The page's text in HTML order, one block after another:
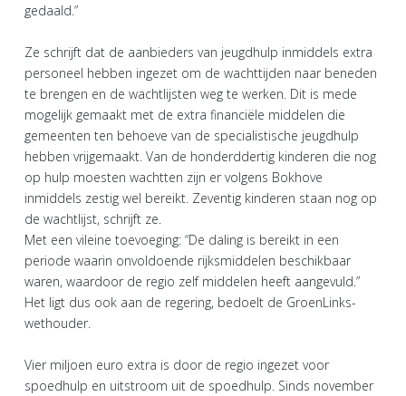
gedaald.”
Ze schrijft dat de aanbieders van jeugdhulp inmiddels extra
personeel hebben ingezet om de wachttijden naar beneden
te brengen en de wachtlijsten weg te werken. Dit is mede
mogelijk gemaakt met de extra financiële middelen die
gemeenten ten behoeve van de specialistische jeugdhulp
hebben vrijgemaakt. Van de honderddertig kinderen die nog
op hulp moesten wachtten zijn er volgens Bokhove
inmiddels zestig wel bereikt. Zeventig kinderen staan nog op
de wachtlijst, schrijft ze.
Met een vileine toevoeging: “De daling is bereikt in een
periode waarin onvoldoende rijksmiddelen beschikbaar
waren, waardoor de regio zelf middelen heeft aangevuld.”
Het ligt dus ook aan de regering, bedoelt de GroenLinks-
wethouder.
Vier miljoen euro extra is door de regio ingezet voor
spoedhulp en uitstroom uit de spoedhulp. Sinds november